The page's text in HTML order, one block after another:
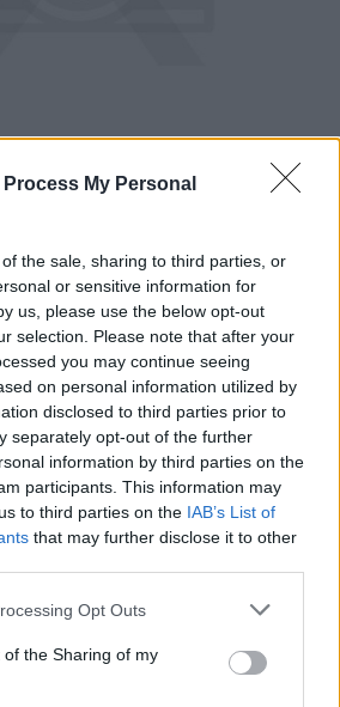
Process My Personal
the sale, sharing to third parties, or
or sensitive information for
us, please use the below opt-out
selection. Please note that after your
you may continue seeing
on personal information utilized by
disclosed to third parties prior to
separately opt-out of the further
information by third parties on the
participants. This information may
to third parties on the IAB’s List of
that may further disclose it to other
Opt Outs
the Sharing of my
a dostupný do 3-10 dní.
+
mesiacov